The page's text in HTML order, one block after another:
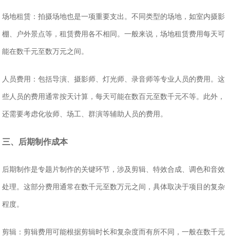
‌场地租赁‌：拍摄场地也是一项重要支出。不同类型的场地，如室内摄影
棚、户外景点等，租赁费用各不相同。一般来说，场地租赁费用每天可
能在数千元至数万元之间。
‌人员费用‌：包括导演、摄影师、灯光师、录音师等专业人员的费用。这
些人员的费用通常按天计算，每天可能在数百元至数千元不等。此外，
还需要考虑化妆师、场工、群演等辅助人员的费用。
三、后期制作成本
后期制作是专题片制作的关键环节，涉及剪辑、特效合成、调色和音效
处理。这部分费用通常在数千元至数万元之间，具体取决于项目的复杂
程度。
‌剪辑‌：剪辑费用可能根据剪辑时长和复杂度而有所不同，一般在数千元